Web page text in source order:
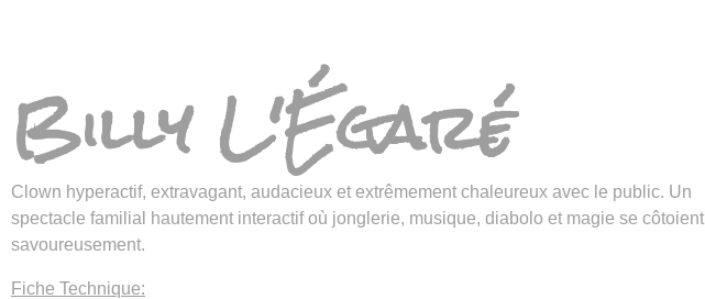
Billy L'Égaré
Clown hyperactif, extravagant, audacieux et extrêmement chaleureux avec le public. Un
spectacle familial hautement interactif où jonglerie, musique, diabolo et magie se côtoient
savoureusement.
Fiche Technique: